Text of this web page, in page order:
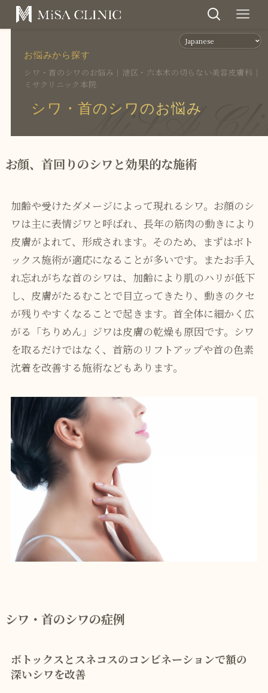
お悩みから探す
シワ・首のシワのお悩み｜港区・六本木の切らない美容皮膚科｜
ミサクリニック本院
シワ・首のシワのお悩み
MiSA
お顔、首回りのシワと効果的な施術
加齢や受けたダメージによって現れるシワ。お顔のシ
ワは主に表情ジワと呼ばれ、長年の筋肉の動きにより
皮膚がよれて、形成されます。そのため、まずはボト
ックス施術が適応になることが多いです。またお手入
れ忘れがちな首のシワは、加齢により肌のハリが低下
し、皮膚がたるむことで目立ってきたり、動きのクセ
が残りやすくなることで起きます。首全体に細かく広
がる「ちりめん」ジワは皮膚の乾燥も原因です。シワ
を取るだけではなく、首筋のリフトアップや首の色素
沈着を改善する施術などもあります。
シワ・首のシワの症例
ボトックスとスネコスのコンビネーションで額の
深いシワを改善